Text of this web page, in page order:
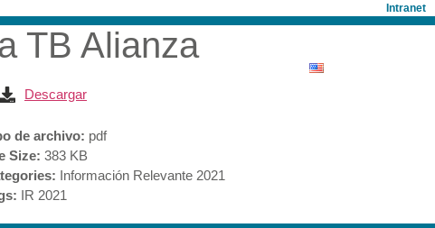
Intranet
TB Alianza
Descargar
de archivo: pdf
Size: 383 KB
Información Relevante 2021
IR 2021